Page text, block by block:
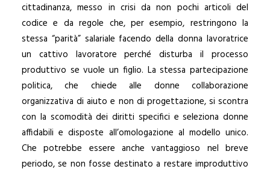
cittadinanza, messo in crisi da non pochi articoli del
codice e da regole che, per esempio, restringono la
stessa “parità” salariale facendo della donna lavoratrice
un cattivo lavoratore perché disturba il processo
produttivo se vuole un figlio. La stessa partecipazione
politica, che chiede alle donne collaborazione
organizzativa di aiuto e non di progettazione, si scontra
con la scomodità dei diritti specifici e seleziona donne
affidabili e disposte all’omologazione al modello unico.
Che potrebbe essere anche vantaggioso nel breve
periodo, se non fosse destinato a restare improduttivo